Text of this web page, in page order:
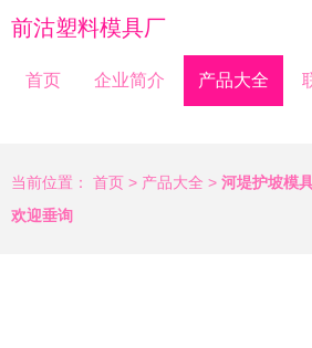
前沽塑料模具厂
首页 企业简介 产品大全
当前位置： 首页 > 产品大全 > 河堤护坡模
欢迎垂询